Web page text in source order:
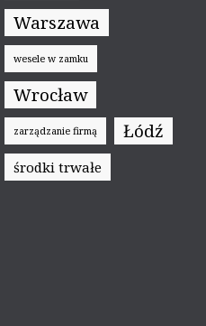
Warszawa
wesele w zamku
Wrocław
zarządzanie firmą Łódź
środki trwałe